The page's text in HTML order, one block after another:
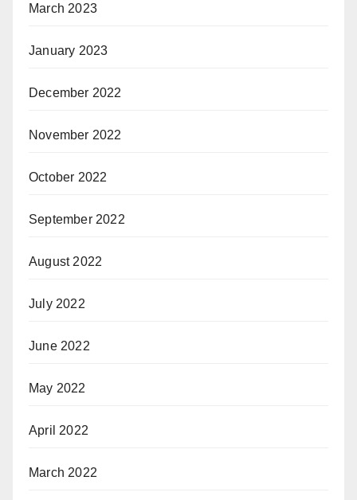
March 2023
January 2023
December 2022
November 2022
October 2022
September 2022
August 2022
July 2022
June 2022
May 2022
April 2022
March 2022